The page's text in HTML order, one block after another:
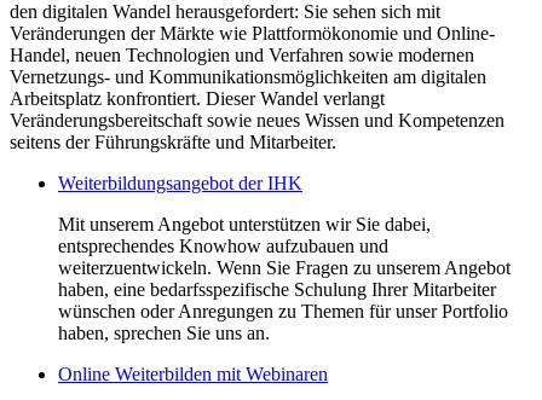
den digitalen Wandel herausgefordert: Sie sehen sich mit
Veränderungen der Märkte wie Plattformökonomie und Online-
Handel, neuen Technologien und Verfahren sowie modernen
Vernetzungs- und Kommunikationsmöglichkeiten am digitalen
Arbeitsplatz konfrontiert. Dieser Wandel verlangt
Veränderungsbereitschaft sowie neues Wissen und Kompetenzen
seitens der Führungskräfte und Mitarbeiter.
Weiterbildungsangebot der IHK
Mit unserem Angebot unterstützen wir Sie dabei,
entsprechendes Knowhow aufzubauen und
weiterzuentwickeln. Wenn Sie Fragen zu unserem Angebot
haben, eine bedarfsspezifische Schulung Ihrer Mitarbeiter
wünschen oder Anregungen zu Themen für unser Portfolio
haben, sprechen Sie uns an.
Online Weiterbilden mit Webinaren